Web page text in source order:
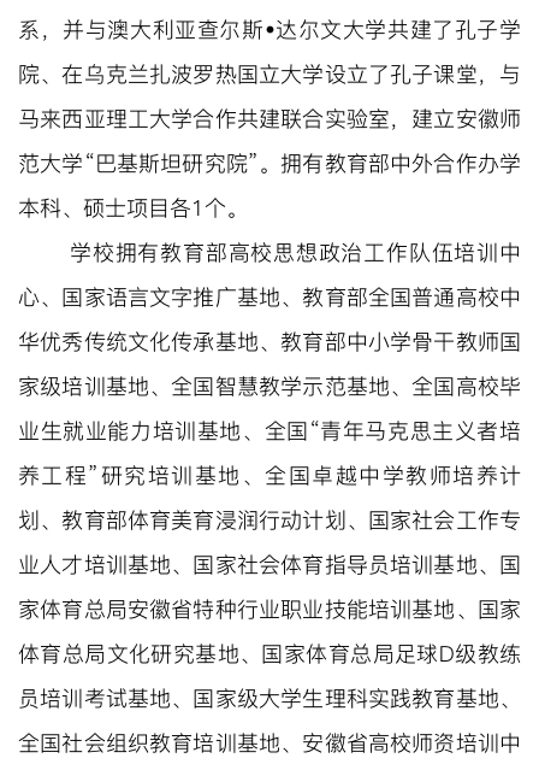
系，并与澳大利亚查尔斯•达尔文大学共建了孔子学
院、在乌克兰扎波罗热国立大学设立了孔子课堂， 与
马来西亚理工大学合作共建联合实验室， 建立安徽师
范大学“巴基斯坦研究院”。拥有教育部中外合作办学
本科、硕士项目各1个。
学校拥有教育部高校思想政治工作队伍培训中
心、国家语言文字推广基地、教育部全国普通高校中
华优秀传统文化传承基地、教育部中小学骨干教师国
家级培训基地、全国智慧教学示范基地、全国高校毕
业生就业能力培训基地、全国“青年马克思主义者培
养工程”研究培训基地、全国卓越中学教师培养计
划、教育部体育美育浸润行动计划、国家社会工作专
业人才培训基地、国家社会体育指导员培训基地、国
家体育总局安徽省特种行业职业技能培训基地、国家
体育总局文化研究基地、国家体育总局足球D级教练
员培训考试基地、国家级大学生理科实践教育基地、
全国社会组织教育培训基地、安徽省高校师资培训中